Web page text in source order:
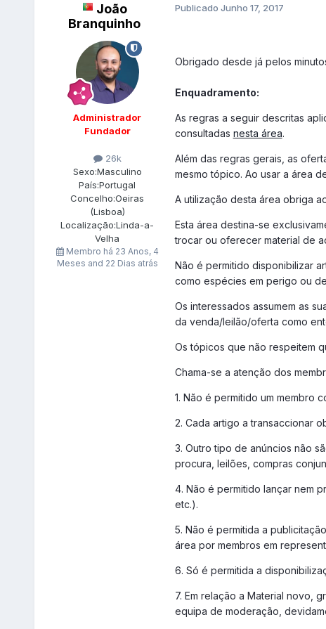
João
Branquinho
Administrador
Fundador
26k
Sexo:Masculino
País:Portugal
Concelho:Oeiras
(Lisboa)
Localização:Linda-a-
Velha
Membro há 23 Anos, 4
Meses and 22 Dias atrás
Publicado Junho 17, 2017
Obrigado desde já pelos
Enquadramento:
As regras a seguir descritas
consultadas nesta área.
Além das regras gerais, as
mesmo tópico. Ao usar a área
A utilização desta área obriga
Esta área destina-se
trocar ou oferecer material de
Não é permitido disponibilizar
como espécies em perigo ou
Os interessados assumem as
da venda/leilão/oferta como
Os tópicos que não respeitem
Chama-se a atenção dos
1. Não é permitido um membro
2. Cada artigo a transaccionar
3. Outro tipo de anúncios não
procura, leilões, compras
4. Não é permitido lançar nem
etc.).
5. Não é permitida a
área por membros em
6. Só é permitida a
7. Em relação a Material novo,
equipa de moderação,